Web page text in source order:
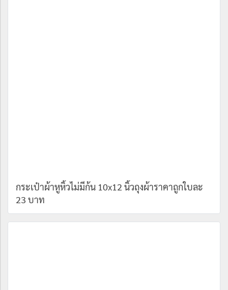
กระเป๋าผ้าหูหิ้วไม่มีก้น 10x12 นิ้วถุงผ้าราคาถูกใบละ
23 บาท